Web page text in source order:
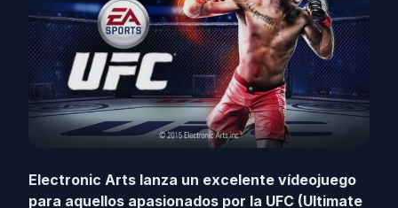
Electronic Arts lanza un excelente vídeojuego
para aquellos apasionados por la UFC (Ultimate